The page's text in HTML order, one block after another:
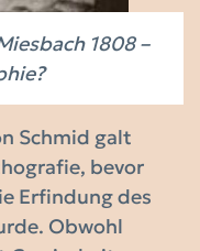
1808 –
Schmid galt
bevor
Erfindung des
Obwohl